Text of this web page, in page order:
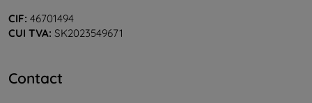
CIF: 46701494
CUI TVA: SK2023549671
Contact